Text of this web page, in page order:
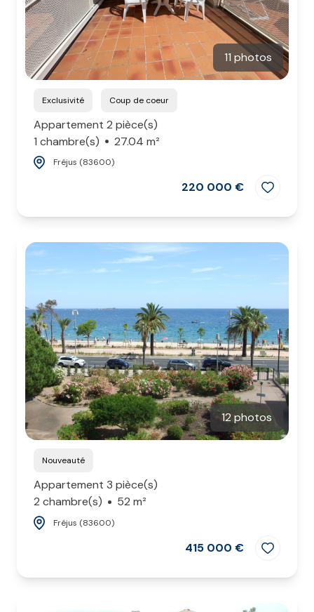
11 photos
Exclusivité Coup de coeur
Appartement 2 pièce(s)
1 chambre(s)
27.04 m²
Fréjus (83600)
220 000 €
12 photos
Nouveauté
Appartement 3 pièce(s)
2 chambre(s)
52 m²
Fréjus (83600)
415 000 €